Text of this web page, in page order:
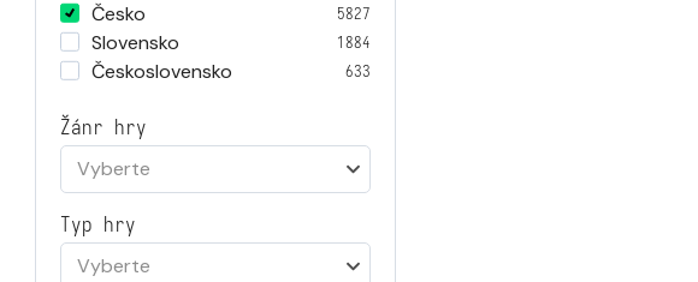
Česko
5827
Slovensko 1884
Československo 633
Žánr hry
Vyberte
Typ hry
Vyberte